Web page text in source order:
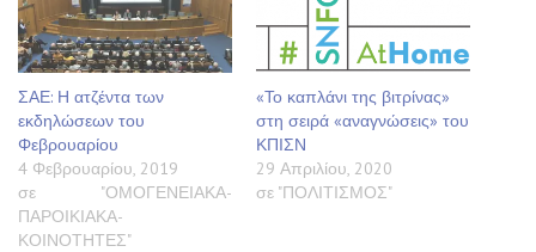
ΣΑΕ: Η ατζέντα των
εκδηλώσεων του
Φεβρουαρίου
4 Φεβρουαρίου, 2019
σε "ΟΜΟΓΕΝΕΙΑΚΑ-
ΠΑΡΟΙΚΙΑΚΑ-
ΚΟΙΝΟΤΗΤΕΣ"
«Το καπλάνι της βιτρίνας»
στη σειρά «αναγνώσεις» του
ΚΠΙΣΝ
29 Απριλίου, 2020
σε "ΠΟΛΙΤΙΣΜΟΣ"